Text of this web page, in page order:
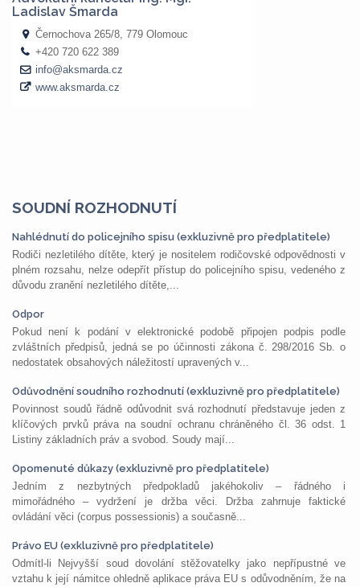
SOUDNÍ ROZHODNUTÍ
Nahlédnutí do policejního spisu (exkluzivně pro předplatitele)
Rodiči nezletilého dítěte, který je nositelem rodičovské odpovědnosti v
plném rozsahu, nelze odepřít přístup do policejního spisu, vedeného z
důvodu zranění nezletilého dítěte,...
Odpor
Pokud není k podání v elektronické podobě připojen podpis podle
zvláštních předpisů, jedná se po účinnosti zákona č. 298/2016 Sb. o
nedostatek obsahových náležitostí upravených v...
Odůvodnění soudního rozhodnutí (exkluzivně pro předplatitele)
Povinnost soudů řádně odůvodnit svá rozhodnutí představuje jeden z
klíčových prvků práva na soudní ochranu chráněného čl. 36 odst. 1
Listiny základních práv a svobod. Soudy mají...
Opomenuté důkazy (exkluzivně pro předplatitele)
Jedním z nezbytných předpokladů jakéhokoliv – řádného i
mimořádného – vydržení je držba věci. Držba zahrnuje faktické
ovládání věci (corpus possessionis) a současně...
Právo EU (exkluzivně pro předplatitele)
Odmítl-li Nejvyšší soud dovolání stěžovatelky jako nepřípustné ve
vztahu k její námitce ohledně aplikace práva EU s odůvodněním, že na